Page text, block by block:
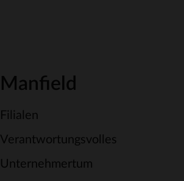
Manfield
Filialen
Verantwortungsvolles
Unternehmertum